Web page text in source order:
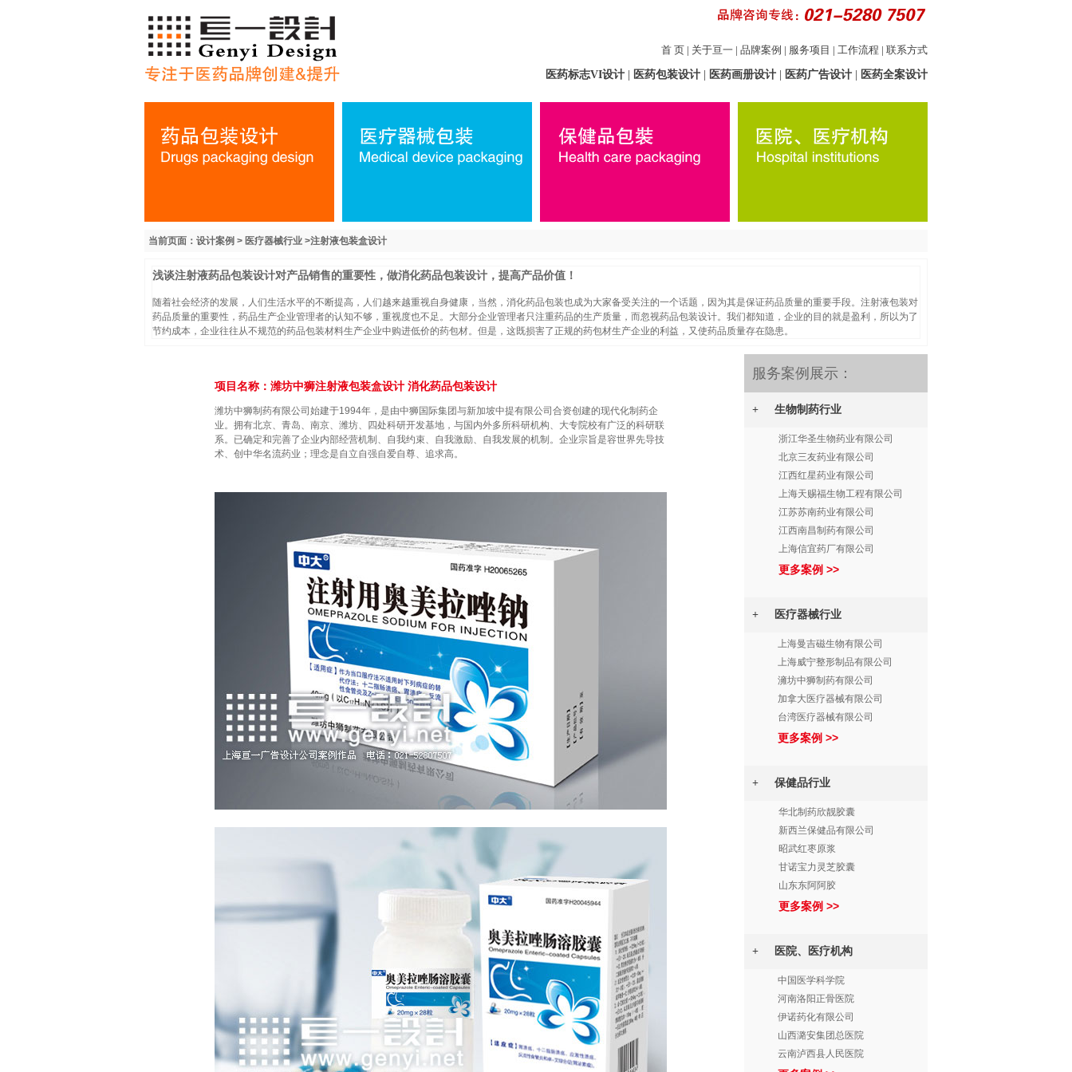
首 页 | 关于亘一 | 品牌案例 | 服务项目 | 工作流程 | 联系方式
医药标志VI设计 医药包装设计 医药画册设计 医药广告设计 医药全案设计
当前页面：设计案例 > 医疗器械行业 >注射液包装盒设计
浅谈注射液药品包装设计对产品销售的重要性，做消化药品包装设计，提高产品价值！
随着社会经济的发展，人们生活水平的不断提高，人们越来越重视自身健康，当然，消化药品包装也成为大家备受关注的一个话题，因为其是保证药品质量的重要手段。注射液包装对
药品质量的重要性，药品生产企业管理者的认知不够，重视度也不足。大部分企业管理者只注重药品的生产质量，而忽视药品包装设计。我们都知道，企业的目的就是盈利，所以为了
节约成本，企业往往从不规范的药品包装材料生产企业中购进低价的药包材。但是，这既损害了正规的药包材生产企业的利益，又使药品质量存在隐患。
项目名称：潍坊中狮注射液包装盒设计 消化药品包装设计
潍坊中狮制药有限公司始建于1994年，是由中狮国际集团与新加坡中提有限公司合资创建的现代化制药企
业。拥有北京、青岛、南京、潍坊、四处科研开发基地，与国内外多所科研机构、大专院校有广泛的科研联
系。已确定和完善了企业内部经营机制、自我约束、自我激励、自我发展的机制。企业宗旨是容世界先导技
术、创中华名流药业；理念是自立自强自爱自尊、追求高。
服务案例展示：
+ 生物制药行业
浙江华圣生物药业有限公司
北京三友药业有限公司
江西红星药业有限公司
上海天赐福生物工程有限公司
江苏苏南药业有限公司
江西南昌制药有限公司
上海信宜药厂有限公司
更多案例 >>
+ 医疗器械行业
上海曼吉磁生物有限公司
上海威宁整形制品有限公司
澭坊中狮制药有限公司
加拿大医疗器械有限公司
台湾医疗器械有限公司
更多案例 >>
+ 保健品行业
华北制药欣靓胶囊
新西兰保健品有限公司
昭武红枣原浆
甘诺宝力灵芝胶囊
山东东阿阿胶
更多案例 >>
+ 医院、医疗机构
中国医学科学院
河南洛阳正骨医院
伊诺药化有限公司
山西潞安集团总医院
云南泸西县人民医院